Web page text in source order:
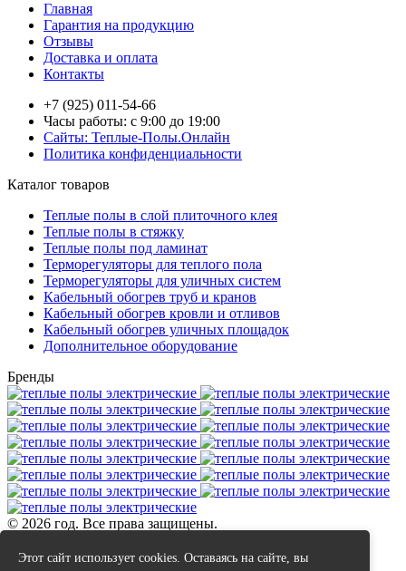
Главная
Гарантия на продукцию
Отзывы
Доставка и оплата
Контакты
+7 (925) 011-54-66
Часы работы: с 9:00 до 19:00
Сайты: Теплые-Полы.Онлайн
Политика конфиденциальности
Каталог товаров
Теплые полы в слой плиточного клея
Теплые полы в стяжку
Теплые полы под ламинат
Терморегуляторы для теплого пола
Терморегуляторы для уличных систем
Кабельный обогрев труб и кранов
Кабельный обогрев кровли и отливов
Кабельный обогрев уличных площадок
Дополнительное оборудование
Бренды
© 2026 год. Все права защищены.
Данный интернет сайт не является публичной офертой.
Этот сайт использует cookies. Оставаясь на сайте, вы